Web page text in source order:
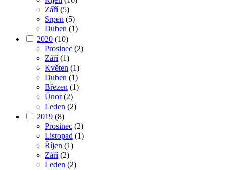
Září(5)
Srpen (5)
Duben (1)
2020 (10)
Prosinec (2)
Září(1)
Květen (1)
Duben (1)
Březen (1)
Únor(2)
Leden (2)
2019 (8)
Prosinec (2)
Listopad (1)
Říjen (1)
Září(2)
Leden (2)